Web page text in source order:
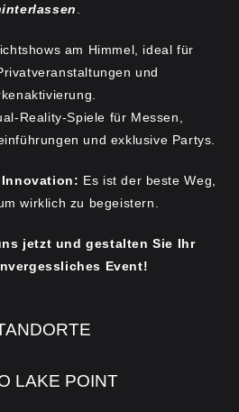
am Himmel, ideal für
und
Reality-Spiele für Messen,
und exklusive Partys.
Es ist der beste Weg,
wirklich zu begeistern.
jetzt und gestalten Sie Ihr
Event!
LAKE POINT